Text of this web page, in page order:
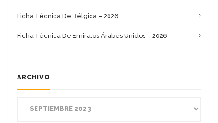
Ficha Técnica De Bélgica – 2026
Ficha Técnica De Emiratos Árabes Unidos – 2026
ARCHIVO